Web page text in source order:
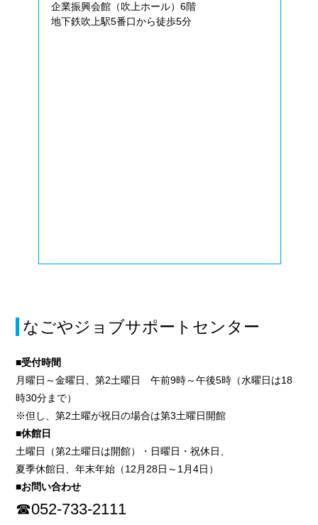
企業振興会館（吹上ホール）6階
地下鉄吹上駅5番口から徒歩5分
なごやジョブサポートセンター
■受付時間
月曜日～金曜日、第2土曜日 午前9時～午後5時（水曜日は18
時30分まで）
※但し、第2土曜が祝日の場合は第3土曜日開館
■休館日
土曜日（第2土曜日は開館）・日曜日・祝休日、
夏季休館日、年末年始（12月28日～1月4日）
■お問い合わせ
☎052-733-2111